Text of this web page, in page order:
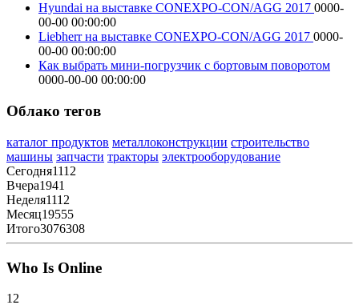
Hyundai на выставке CONEXPO-CON/AGG 2017 0000-
00-00 00:00:00
Liebherr на выставке CONEXPO-CON/AGG 2017 0000-
00-00 00:00:00
Как выбрать мини-погрузчик с бортовым поворотом
0000-00-00 00:00:00
Облако тегов
каталог продуктов металлоконструкции строительство
машины запчасти тракторы электрооборудование
Сегодня1112
Вчера1941
Неделя1112
Месяц19555
Итого3076308
Who Is Online
12